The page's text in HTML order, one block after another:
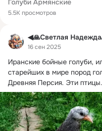
5.5K просмотров
◀🙏Светлая
16 сен 2025
Иранские бойные голуби,
старейших в мире пород
Древняя Персия. Эти